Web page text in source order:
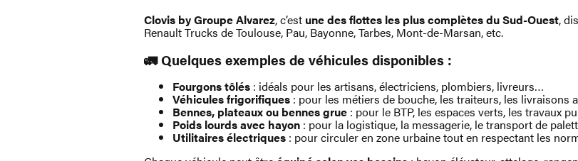
Clovis by Groupe Alvarez, c’est une des flottes les plus complètes du Sud-Ouest,
Renault Trucks de Toulouse, Pau, Bayonne, Tarbes, Mont-de-Marsan, etc.
🚛 Quelques exemples de véhicules disponibles :
Fourgons tôlés : idéals pour les artisans, électriciens, plombiers, livreurs…
Véhicules frigorifiques : pour les métiers de bouche, les traiteurs, les livraisons
Bennes, plateaux ou bennes grue : pour le BTP, les espaces verts, les travaux
Poids lourds avec hayon : pour la logistique, la messagerie, le transport de
Utilitaires électriques : pour circuler en zone urbaine tout en respectant les